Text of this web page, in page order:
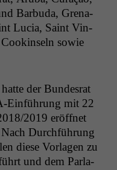
Bar­bu­da, Grena­
Lucia, Saint Vin­
sowie
der Bun­desrat
Ein­führung mit 22
2019 eröffnet
Durch­führung
diese Vor­la­gen zu
und dem Par­la­